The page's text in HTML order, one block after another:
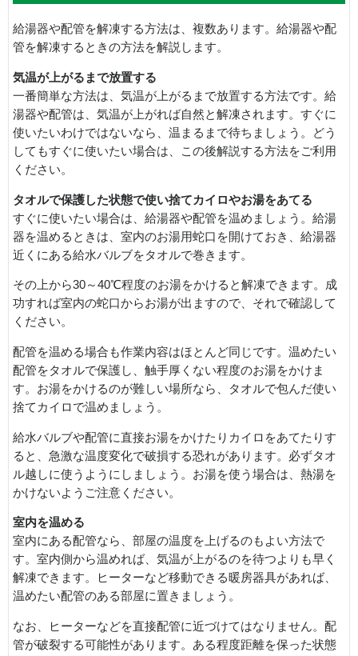
給湯器や配管を解凍する方法は、複数あります。給湯器や配
管を解凍するときの方法を解説します。
気温が上がるまで放置する
一番簡単な方法は、気温が上がるまで放置する方法です。給
湯器や配管は、気温が上がれば自然と解凍されます。すぐに
使いたいわけではないなら、温まるまで待ちましょう。どう
してもすぐに使いたい場合は、この後解説する方法をご利用
ください。
タオルで保護した状態で使い捨てカイロやお湯をあてる
すぐに使いたい場合は、給湯器や配管を温めましょう。給湯
器を温めるときは、室内のお湯用蛇口を開けておき、給湯器
近くにある給水バルブをタオルで巻きます。
その上から30～40℃程度のお湯をかけると解凍できます。成
功すれば室内の蛇口からお湯が出ますので、それで確認して
ください。
配管を温める場合も作業内容はほとんど同じです。温めたい
配管をタオルで保護し、触手厚くない程度のお湯をかけま
す。お湯をかけるのが難しい場所なら、タオルで包んだ使い
捨てカイロで温めましょう。
給水バルブや配管に直接お湯をかけたりカイロをあてたりす
ると、急激な温度変化で破損する恐れがあります。必ずタオ
ル越しに使うようにしましょう。お湯を使う場合は、熱湯を
かけないようご注意ください。
室内を温める
室内にある配管なら、部屋の温度を上げるのもよい方法で
す。室内側から温めれば、気温が上がるのを待つよりも早く
解凍できます。ヒーターなど移動できる暖房器具があれば、
温めたい配管のある部屋に置きましょう。
なお、ヒーターなどを直接配管に近づけてはなりません。配
管が破裂する可能性があります。ある程度距離を保った状態